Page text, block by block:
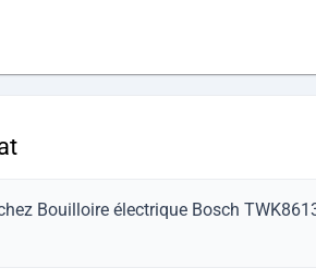
Bouilloire électrique Bosch